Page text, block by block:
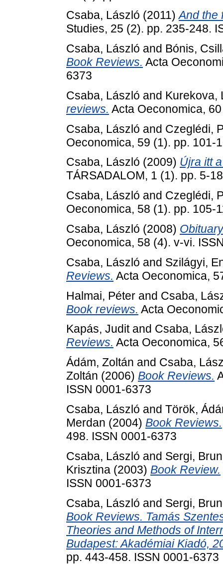
Csaba, László (2011)And the
Studies, 25 (2). pp. 235-248.
Csaba, László and Bónis,
Book Reviews. Acta
6373
Csaba, László and Kurekova,
reviews. Acta Oeconomica,
Csaba, László and Czeglédi,
Oeconomica, 59 (1). pp. 101-
Csaba, László (2009) Újra itt
TÁRSADALOM, 1 (1). pp. 5-
Csaba, László and Czeglédi,
Oeconomica, 58 (1). pp. 105-
Csaba, László (2008)
Oeconomica, 58 (4). v-vi.
Csaba, László and Szilágyi,
Reviews. Acta Oeconomica,
Halmai, Péter and Csaba,
Book reviews. Acta
Kapás, Juditand Csaba,
Reviews. Acta Oeconomica,
Ádám, Zoltán and Csaba,
Zoltán (2006) Book Reviews.
ISSN 0001-6373
Csaba, László and Török,
Merdan (2004) Book Reviews.
498. ISSN 0001-6373
Csaba, László and Sergi,
Krisztina (2003) Book Review.
ISSN 0001-6373
Csaba, László and Sergi,
Book Reviews. Tamás
Theories and Methods of
Budapest: Akadémiai Kiadó,
pp. 443-458. ISSN 0001-6373